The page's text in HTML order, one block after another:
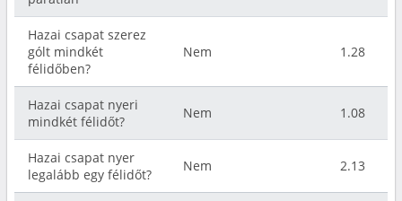
Hazai csapat szerez
gólt mindkét
félidőben?
Nem 1.28
Hazai csapat nyeri
mindkét félidőt?
Nem 1.08
Hazai csapat nyer
legalább egy félidőt?
Nem 2.13